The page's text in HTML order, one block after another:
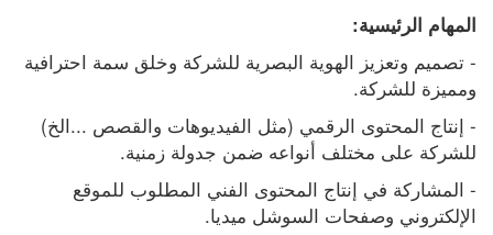
المهام الرئيسية:
ومميزة للشركة.
للشركة على مختلف أنواعه ضمن جدولة زمنية.
الإلكتروني وصفحات السوشل ميديا.